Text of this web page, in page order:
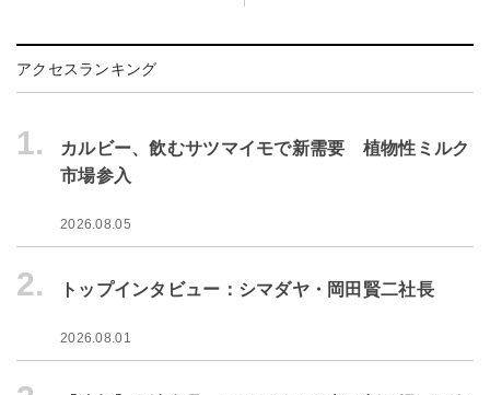
アクセスランキング
1.
カルビー、飲むサツマイモで新需要 植物性ミルク
市場参入
2026.08.05
2. トップインタビュー：シマダヤ・岡田賢二社長
2026.08.01